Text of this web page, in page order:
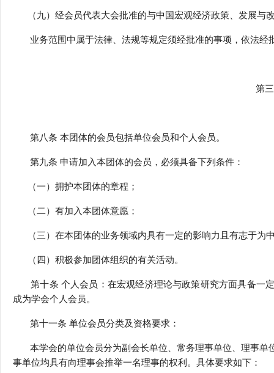
（九）经会员代表大会批准的与中国宏观经济政策、发展与
业务范围中属于法律、法规等规定须经批准的事项，依法经
第
第八条 本团体的会员包括单位会员和个人会员。
第九条 申请加入本团体的会员，必须具备下列条件：
（一）拥护本团体的章程；
（二）有加入本团体意愿；
（三）在本团体的业务领域内具有一定的影响力且有志于为
（四）积极参加团体组织的有关活动。
第十条 个人会员：在宏观经济理论与政策研究方面具备一
成为学会个人会员。
第十一条 单位会员分类及资格要求：
本学会的单位会员分为副会长单位、常务理事单位、理事单
事单位均具有向理事会推举一名理事的权利。具体要求如下：